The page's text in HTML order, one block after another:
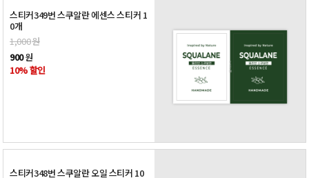
스티커349번 스쿠알란 에센스 스티커 1
0개
1,000원
900원
10% 할인
스티커348번 스쿠알란 오일 스티커 10